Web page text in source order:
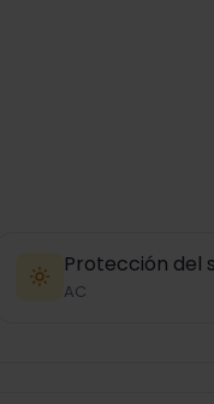
Protección del
AC